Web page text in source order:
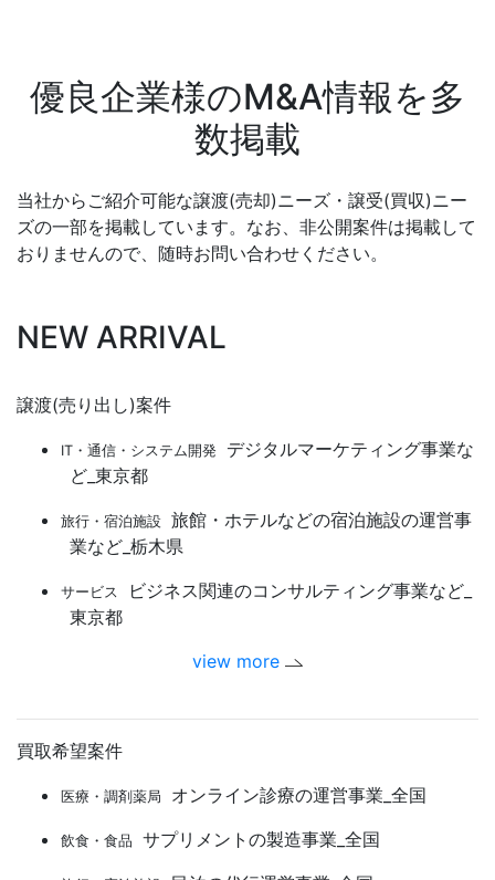
優良企業様のM&A情報を多
数掲載
当社からご紹介可能な譲渡(売却)ニーズ・譲受(買収)ニー
ズの一部を掲載しています。なお、非公開案件は掲載して
おりませんので、随時お問い合わせください。
NEW ARRIVAL
譲渡(売り出し)案件
IT・通信・システム開発
デジタルマーケティング事業な
ど_東京都
旅行・宿泊施設 旅館・ホテルなどの宿泊施設の運営事
業など_栃木県
サービス
ビジネス関連のコンサルティング事業など_
東京都
view more
買取希望案件
医療・調剤薬局 オンライン診療の運営事業_全国
飲食・食品 サプリメントの製造事業_全国